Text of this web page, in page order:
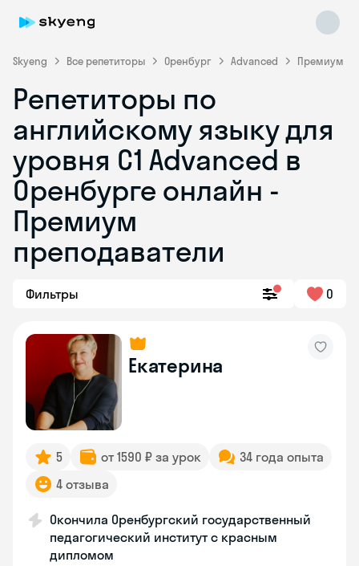
Skyeng Все репетиторы Оренбург Advanced Премиум
Репетиторы по
английскому языку для
уровня C1 Advanced в
Оренбурге онлайн -
Премиум
преподаватели
Фильтры 0
Екатерина
5 от 1590 ₽ за урок
34 года опыта
4 отзыва
Окончила Оренбургский государственный
педагогический институт с красным
дипломом
Skyeng Chat
online